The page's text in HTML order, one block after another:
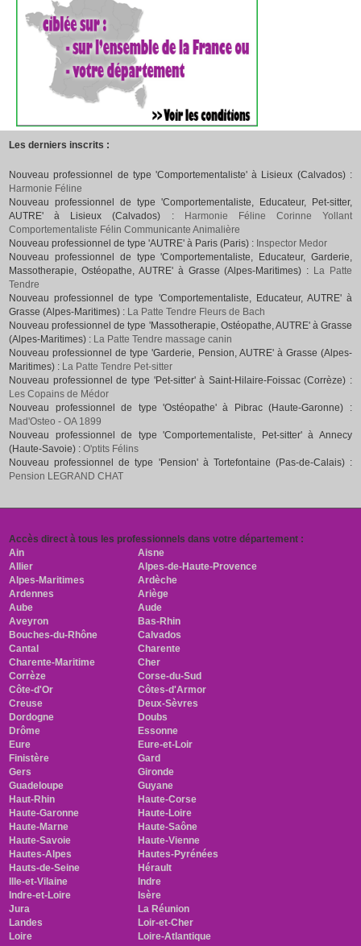
Les derniers inscrits :
Nouveau professionnel de type 'Comportementaliste' à Lisieux (Calvados) :
Harmonie Féline
Nouveau professionnel de type 'Comportementaliste, Educateur, Pet-sitter,
AUTRE' à Lisieux (Calvados) :
Harmonie Féline Corinne Yollant
Comportementaliste Félin Communicante Animalière
Nouveau professionnel de type 'AUTRE' à Paris (Paris) : Inspector Medor
Nouveau professionnel de type 'Comportementaliste, Educateur, Garderie,
Massotherapie, Ostéopathe, AUTRE' à Grasse (Alpes-Maritimes) : La Patte
Tendre
Nouveau professionnel de type 'Comportementaliste, Educateur, AUTRE' à
Grasse (Alpes-Maritimes) : La Patte Tendre Fleurs de Bach
Nouveau professionnel de type 'Massotherapie, Ostéopathe, AUTRE' à Grasse
(Alpes-Maritimes) : La Patte Tendre massage canin
Nouveau professionnel de type 'Garderie, Pension, AUTRE' à Grasse (Alpes-
Maritimes) : La Patte Tendre Pet-sitter
Nouveau professionnel de type 'Pet-sitter' à Saint-Hilaire-Foissac (Corrèze) :
Les Copains de Médor
Nouveau professionnel de type 'Ostéopathe' à Pibrac (Haute-Garonne) :
Mad'Osteo - OA 1899
Nouveau professionnel de type 'Comportementaliste, Pet-sitter' à Annecy
(Haute-Savoie) :O'ptits Félins
Nouveau professionnel de type 'Pension' à Tortefontaine (Pas-de-Calais) :
Pension LEGRAND CHAT
Accès direct à tous les professionnels dans votre département :
Ain
Aisne
Allier
Alpes-de-Haute-Provence
Alpes-Maritimes
Ardèche
Ardennes
Ariège
Aube
Aude
Aveyron
Bas-Rhin
Bouches-du-Rhône
Calvados
Cantal
Charente
Charente-Maritime
Cher
Corrèze
Corse-du-Sud
Côte-d'Or
Côtes-d'Armor
Creuse
Deux-Sèvres
Dordogne
Doubs
Drôme
Essonne
Eure
Eure-et-Loir
Finistère
Gard
Gers
Gironde
Guadeloupe
Guyane
Haut-Rhin
Haute-Corse
Haute-Garonne
Haute-Loire
Haute-Marne
Haute-Saône
Haute-Savoie
Haute-Vienne
Hautes-Alpes
Hautes-Pyrénées
Hauts-de-Seine
Hérault
Ille-et-Vilaine
Indre
Indre-et-Loire
Isère
Jura
La Réunion
Landes
Loir-et-Cher
Loire
Loire-Atlantique